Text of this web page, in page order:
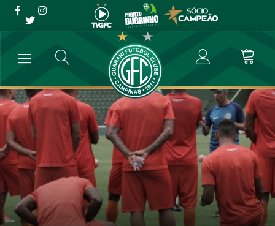
Guarani finaliza preparação
para enfrentar o Bragantino
→ Futebol Profissional → Guarani finaliza preparação para enfrentar